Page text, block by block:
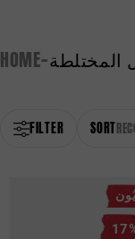
HOME-المختلطة
FILTER SORT